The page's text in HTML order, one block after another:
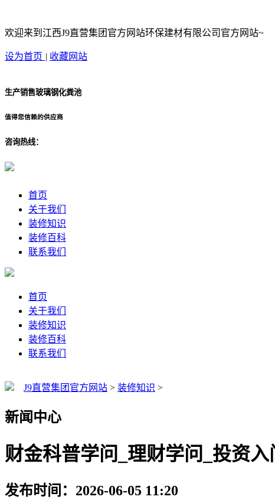
欢迎来到江西J9直营集团官方网站环保建材有限公司官方网站~
设为首页 | 收藏网站
生产销售玻璃钢化粪池
值得您信赖的供应商
咨询热线：
首页
关于我们
装修知识
装修百科
联系我们
首页
关于我们
装修知识
装修百科
联系我们
J9直营集团官方网站 > 装修知识 >
新闻中心
财金科普学问_理财学问_投资入
发布时间：2026-06-05 11:20